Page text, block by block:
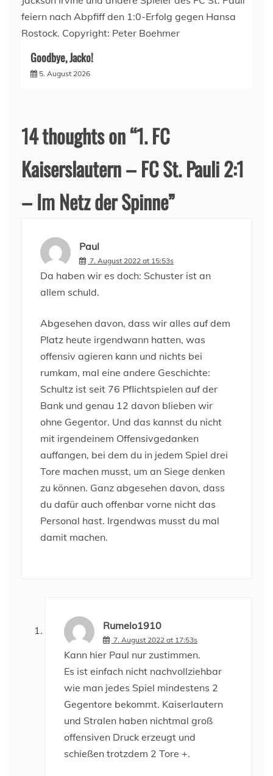
Goodbye, Jacko!
5. August 2026
14 thoughts on “1. FC
Kaiserslautern – FC St. Pauli 2:1
– Im Netz der Spinne”
Paul
7. August 2022 at 15:53s
Da haben wir es doch: Schuster ist an
allem schuld.
Abgesehen davon, dass wir alles auf dem
Platz heute irgendwann hatten, was
offensiv agieren kann und nichts bei
rumkam, mal eine andere Geschichte:
Schultz ist seit 76 Pflichtspielen auf der
Bank und genau 12 davon blieben wir
ohne Gegentor. Und das kannst du nicht
mit irgendeinem Offensivgedanken
auffangen, bei dem du in jedem Spiel drei
Tore machen musst, um an Siege denken
zu können. Ganz abgesehen davon, dass
du dafür auch offenbar vorne nicht das
Personal hast. Irgendwas musst du mal
damit machen.
Rumelo1910
7. August 2022 at 17:53s
Kann hier Paul nur zustimmen.
Es ist einfach nicht nachvollziehbar
wie man jedes Spiel mindestens 2
Gegentore bekommt. Kaiserlautern
und Stralen haben nichtmal groß
offensiven Druck erzeugt und
schießen trotzdem 2 Tore +.